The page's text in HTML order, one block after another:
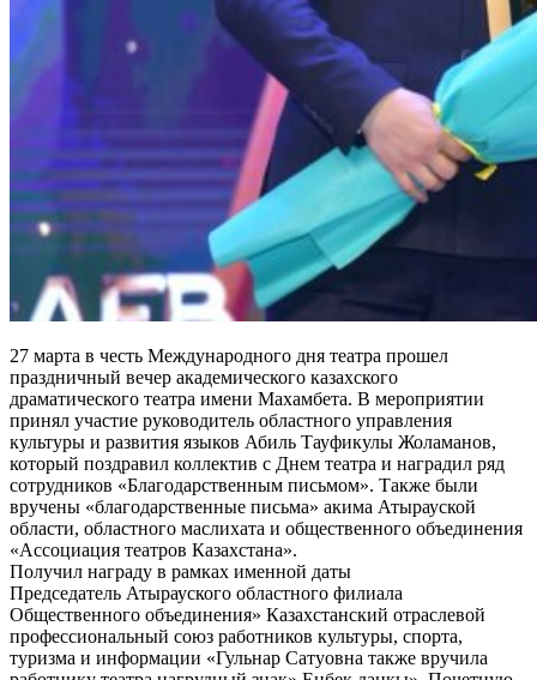
27 марта в честь Международного дня театра прошел
праздничный вечер академического казахского
драматического театра имени Махамбета. В мероприятии
принял участие руководитель областного управления
культуры и развития языков Абиль Тауфикулы Жоламанов,
который поздравил коллектив с Днем театра и наградил ряд
сотрудников «Благодарственным письмом». Также были
вручены «благодарственные письма» акима Атырауской
области, областного маслихата и общественного объединения
«Ассоциация театров Казахстана».
Получил награду в рамках именной даты
Председатель Атырауского областного филиала
Общественного объединения» Казахстанский отраслевой
профессиональный союз работников культуры, спорта,
туризма и информации «Гульнар Сатуовна также вручила